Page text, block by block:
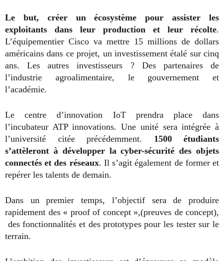
Le but, créer un écosystème pour assister les
exploitants dans leur production et leur récolte.
L’équipementier Cisco va mettre 15 millions de dollars
américains dans ce projet, un investissement étalé sur cinq
ans. Les autres investisseurs ? Des partenaires de
l’industrie agroalimentaire, le gouvernement et
l’académie.
Le centre d’innovation IoT prendra place dans
l’incubateur ATP innovations. Une unité sera intégrée à
l’université citée précédemment. 1500 étudiants
s’attèleront à développer la cyber-sécurité des objets
connectés et des réseaux. Il s’agit également de former et
repérer les talents de demain.
Dans un premier temps, l’objectif sera de produire
rapidement des « proof of concept »,(preuves de concept),
des fonctionnalités et des prototypes pour les tester sur le
terrain.